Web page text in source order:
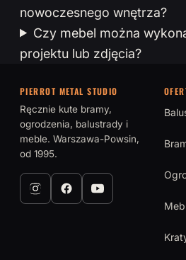
nowoczesnego wnętrza?
Czy mebel można
projektu lub zdjęcia?
PIERROT METAL STUDIO
Ręcznie kute bramy,
ogrodzenia, balustrady i
meble. Warszawa-Powsin,
od 1995.